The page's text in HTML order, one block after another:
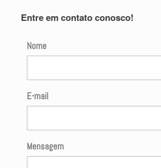
Entre em contato conosco!
Nome
E-mail
Mensagem